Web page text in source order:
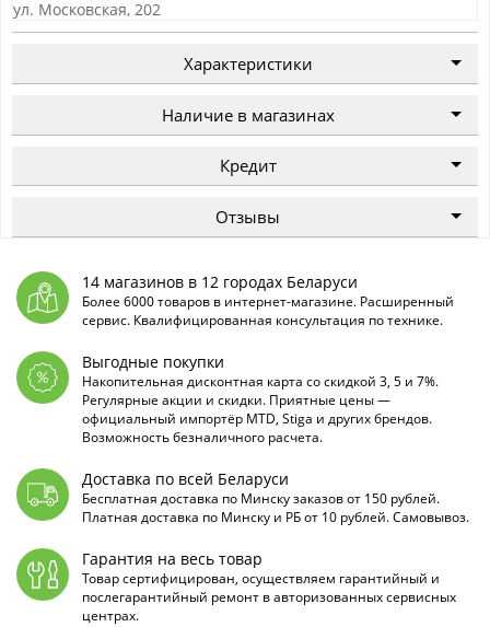
ул. Московская, 202
Характеристики
Наличие в магазинах
Кредит
Отзывы
14 магазинов в 12 городах Беларуси
Более 6000 товаров в интернет-магазине. Расширенный
сервис. Квалифицированная консультация по технике.
Выгодные покупки
Накопительная дисконтная карта со скидкой 3, 5 и 7%.
Регулярные акции и скидки. Приятные цены —
официальный импортёр MTD, Stiga и других брендов.
Возможность безналичного расчета.
Доставка по всей Беларуси
Бесплатная доставка по Минску заказов от 150 рублей.
Платная доставка по Минску и РБ от 10 рублей. Самовывоз.
Гарантия на весь товар
Товар сертифицирован, осуществляем гарантийный и
послегарантийный ремонт в авторизованных сервисных
центрах.